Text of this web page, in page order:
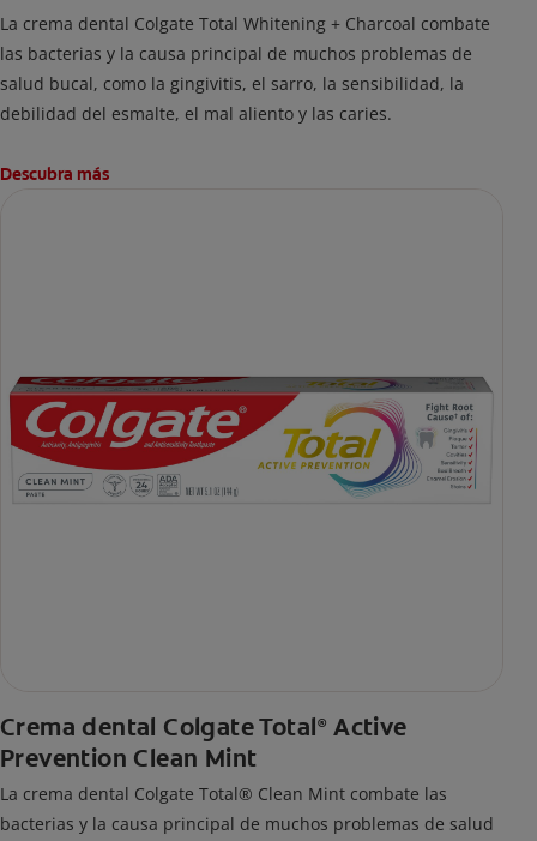
La crema dental Colgate Total Whitening + Charcoal combate
las bacterias y la causa principal de muchos problemas de
salud bucal, como la gingivitis, el sarro, la sensibilidad, la
debilidad del esmalte, el mal aliento y las caries.
Descubra más
Crema dental Colgate Total® Active
Prevention Clean Mint
La crema dental Colgate Total® Clean Mint combate las
bacterias y la causa principal de muchos problemas de salud